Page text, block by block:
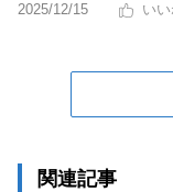
2025/12/15
関連記事